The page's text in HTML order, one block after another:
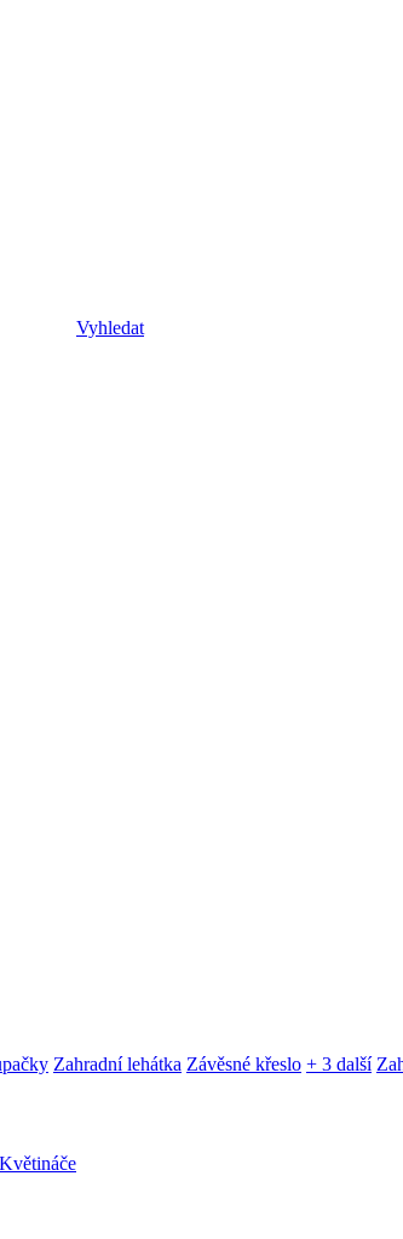
Vyhledat
Zahradní lehátka Závěsné křeslo + 3 další
Květináče